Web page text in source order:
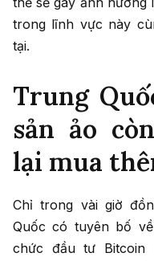
trong lĩnh vực này
tại.
Trung
sản ảo
lại mua
Chỉ trong vài giờ
Quốc có tuyên bố
chức đầu tư Bitcoin